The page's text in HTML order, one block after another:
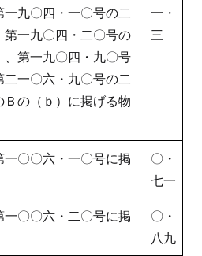
一九〇四・一〇号の二
第一九〇四・二〇号の
、第一九〇四・九〇号
二一〇六・九〇号の二
Ｂの（ｂ）に掲げる物
一・
三
一〇〇六・一〇号に掲
〇・
七一
一〇〇六・二〇号に掲
〇・
八九